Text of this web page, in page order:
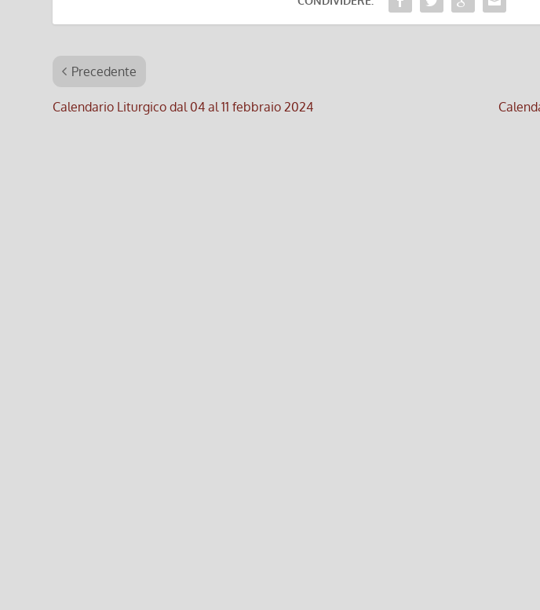
Precedente
Calendario Liturgico dal 04 al 11 febbraio 2024